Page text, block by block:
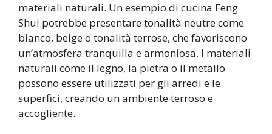
materiali naturali. Un esempio di cucina Feng
Shui potrebbe presentare tonalità neutre come
bianco, beige o tonalità terrose, che favoriscono
un’atmosfera tranquilla e armoniosa. I materiali
naturali come il legno, la pietra o il metallo
possono essere utilizzati per gli arredi e le
superfici, creando un ambiente terroso e
accogliente.